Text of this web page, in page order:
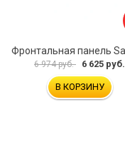
6 974 руб. 6 625 руб.
В КОРЗИНУ